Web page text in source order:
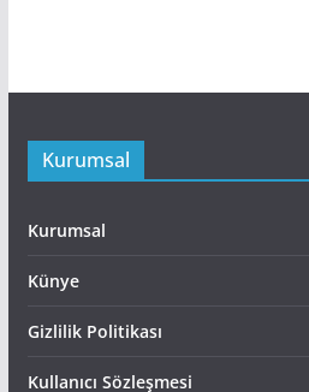
Kurumsal
Kurumsal
Künye
Gizlilik Politikası
Kullanıcı Sözleşmesi